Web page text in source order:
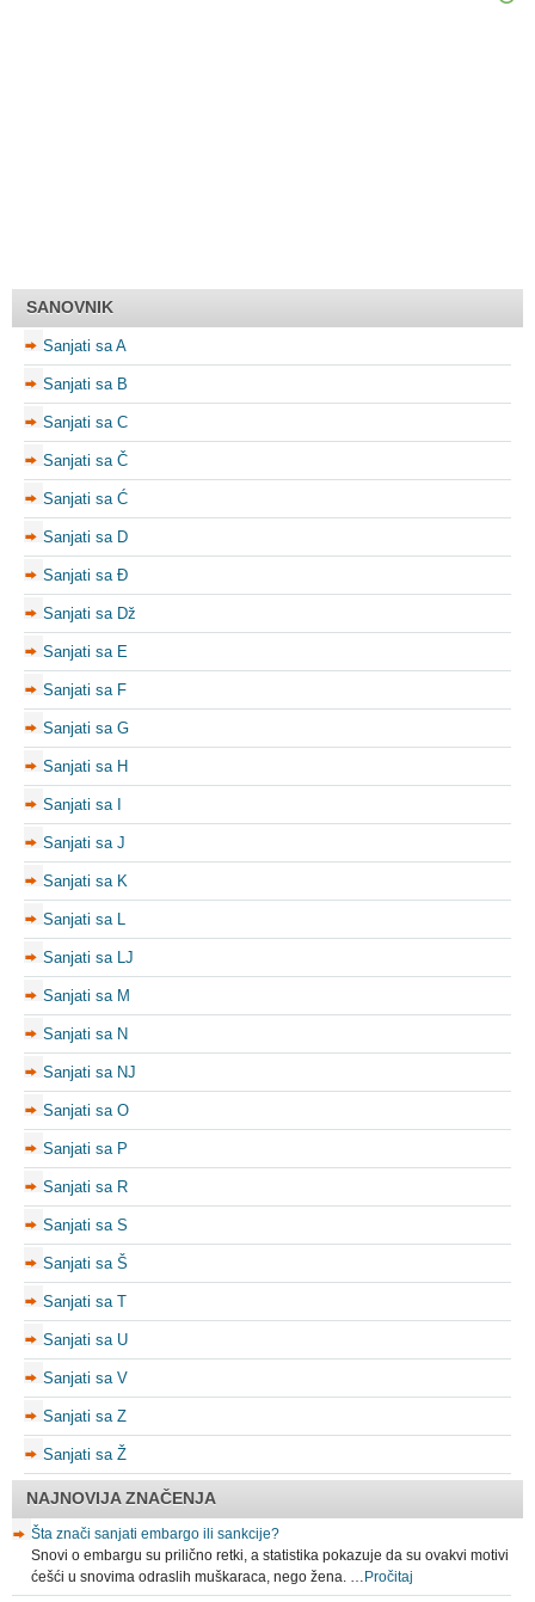
SANOVNIK
Sanjati sa A
Sanjati sa B
Sanjati sa C
Sanjati sa Č
Sanjati sa Ć
Sanjati sa D
Sanjati sa Đ
Sanjati sa Dž
Sanjati sa E
Sanjati sa F
Sanjati sa G
Sanjati sa H
Sanjati sa I
Sanjati sa J
Sanjati sa K
Sanjati sa L
Sanjati sa LJ
Sanjati sa M
Sanjati sa N
Sanjati sa NJ
Sanjati sa O
Sanjati sa P
Sanjati sa R
Sanjati sa S
Sanjati sa Š
Sanjati sa T
Sanjati sa U
Sanjati sa V
Sanjati sa Z
Sanjati sa Ž
NAJNOVIJA ZNAČENJA
Šta znači sanjati embargo ili sankcije?
Snovi o embargu su prilično retki, a statistika pokazuje da su ovakvi motivi
ćešći u snovima odraslih muškaraca, nego žena. … Pročitaj